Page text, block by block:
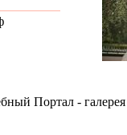
Портал -